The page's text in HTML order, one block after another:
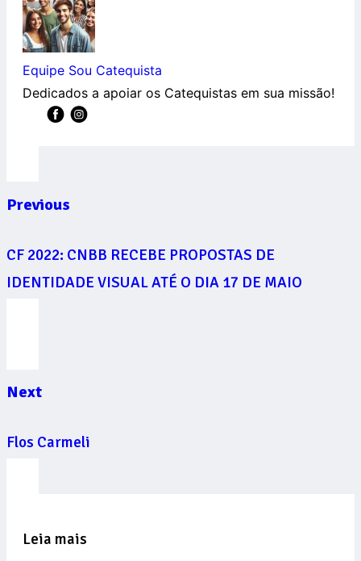
Equipe Sou Catequista
Dedicados a apoiar os Catequistas em sua missão!
Previous
CF 2022: CNBB RECEBE PROPOSTAS DE
IDENTIDADE VISUAL ATÉ O DIA 17 DE MAIO
Next
Flos Carmeli
Leia mais